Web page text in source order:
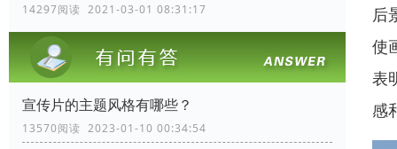
14297阅读 2021-03-01 08:31:17
宣传片的主题风格有哪些？
13570阅读 2023-01-10 00:34:54
后
使
表
感